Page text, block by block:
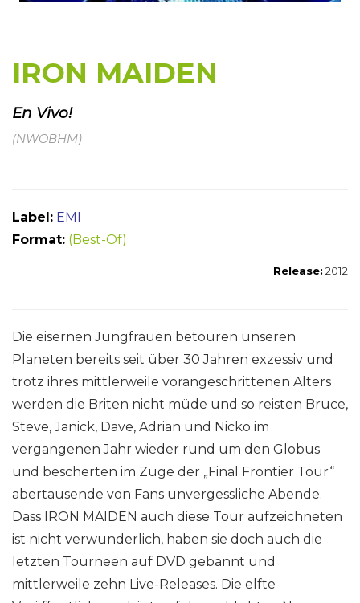
IRON MAIDEN
En Vivo!
(NWOBHM)
Label: EMI
Format: (Best-Of)
Release: 2012
Die eisernen Jungfrauen betouren unseren
Planeten bereits seit über 30 Jahren exzessiv und
trotz ihres mittlerweile vorangeschrittenen Alters
werden die Briten nicht müde und so reisten Bruce,
Steve, Janick, Dave, Adrian und Nicko im
vergangenen Jahr wieder rund um den Globus
und bescherten im Zuge der „Final Frontier Tour“
abertausende von Fans unvergessliche Abende.
Dass IRON MAIDEN auch diese Tour aufzeichneten
ist nicht verwunderlich, haben sie doch auch die
letzten Tourneen auf DVD gebannt und
mittlerweile zehn Live-Releases. Die elfte